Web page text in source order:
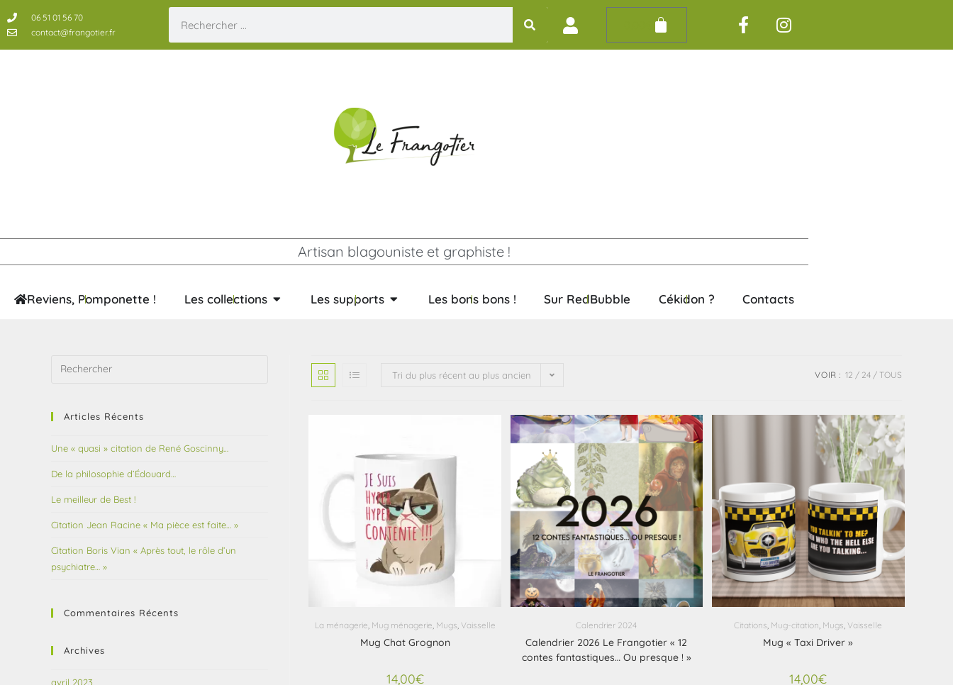
06 51 01 56 70
contact@frangotier.fr
Artisan blagouniste et graphiste !
Reviens, Pomponette ! Les collections Les supports Les bons bons ! Sur RedBubble Cékidon ? Contacts
Tri du plus récent au plus ancien VOIR : 12 24 TOUS
La ménagerie, Mug ménagerie, Mugs, Vaisselle
Mug Chat Grognon
14,00€
Calendrier 2024
Calendrier 2026 Le Frangotier « 12
contes fantastiques… Ou presque ! »
Citations, Mug-citation, Mugs,Vaisselle
Mug « Taxi Driver »
14,00€
Articles Récents
Une « quasi » citation de René Goscinny…
De la philosophie d’Édouard…
Le meilleur de Best !
Citation Jean Racine « Ma pièce est faite… »
Citation Boris Vian « Après tout, le rôle d’un
psychiatre… »
Commentaires Récents
Archives
avril 2023